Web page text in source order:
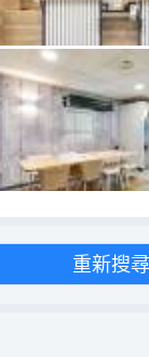
重新搜尋